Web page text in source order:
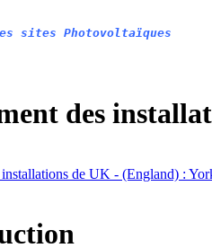
sites Photovoltaïques
des
de UK - (England) :